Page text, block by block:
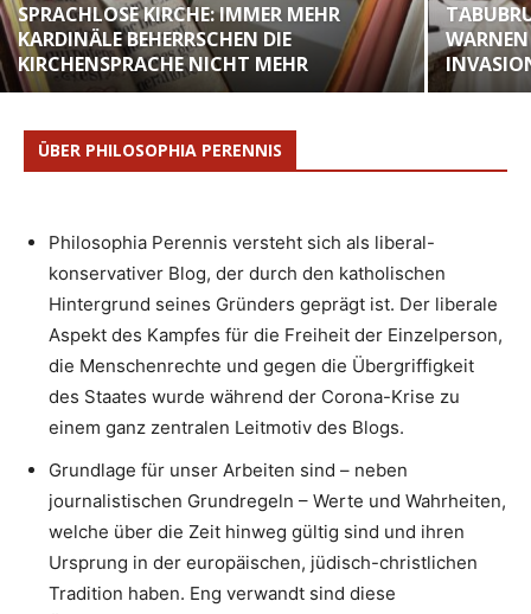
SPRACHLOSE KIRCHE: IMMER MEHR
KARDINÄLE BEHERRSCHEN DIE
KIRCHENSPRACHE NICHT MEHR
ÜBER PHILOSOPHIA PERENNIS
Philosophia Perennis versteht sich als liberal-
konservativer Blog, der durch den katholischen
Hintergrund seines Gründers geprägt ist. Der liberale
Aspekt des Kampfes für die Freiheit der Einzelperson,
die Menschenrechte und gegen die Übergriffigkeit
des Staates wurde während der Corona-Krise zu
einem ganz zentralen Leitmotiv des Blogs.
Grundlage für unser Arbeiten sind – neben
journalistischen Grundregeln – Werte und Wahrheiten,
welche über die Zeit hinweg gültig sind und ihren
Ursprung in der europäischen, jüdisch-christlichen
Tradition haben. Eng verwandt sind diese